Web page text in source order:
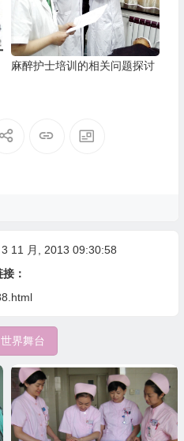
麻醉护士培训的相关问题探讨
11 月, 2013 09:30:58
：
世界舞台